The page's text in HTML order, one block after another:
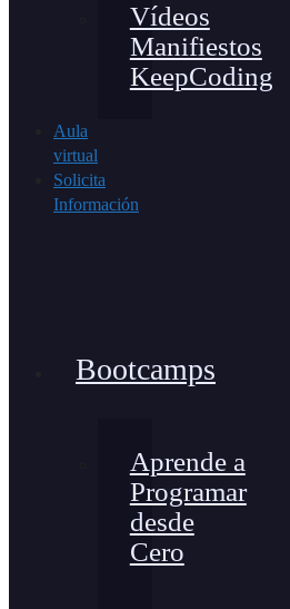
Vídeos
Manifiestos
KeepCoding
Aula
virtual
Solicita
Información
Bootcamps
Aprende a
Programar
desde
Cero